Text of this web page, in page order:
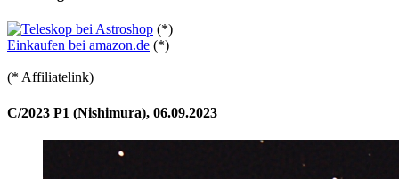
(*)
Einkaufen bei amazon.de (*)
(* Affiliatelink)
C/2023 P1 (Nishimura), 06.09.2023